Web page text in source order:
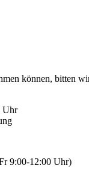
können, bitten
Uhr
9:00-12:00 Uhr)